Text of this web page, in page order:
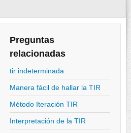
Preguntas
relacionadas
tir indeterminada
Manera fácil de hallar la TIR
Método Iteración TIR
Interpretación de la TIR